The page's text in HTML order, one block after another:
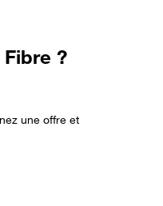
?
une offre et